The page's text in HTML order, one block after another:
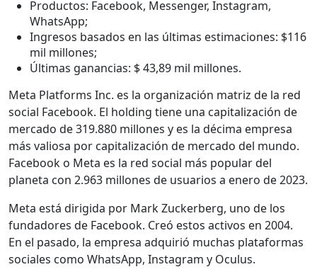
Productos: Facebook, Messenger, Instagram,
WhatsApp;
Ingresos basados en las últimas estimaciones: $116
mil millones;
Últimas ganancias: $ 43,89 mil millones.
Meta Platforms Inc. es la organización matriz de la red
social Facebook. El holding tiene una capitalización de
mercado de 319.880 millones y es la décima empresa
más valiosa por capitalización de mercado del mundo.
Facebook o Meta es la red social más popular del
planeta con 2.963 millones de usuarios a enero de 2023.
Meta está dirigida por Mark Zuckerberg, uno de los
fundadores de Facebook. Creó estos activos en 2004.
En el pasado, la empresa adquirió muchas plataformas
sociales como WhatsApp, Instagram y Oculus.